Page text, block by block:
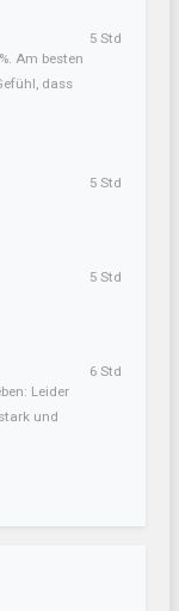
Am besten
dass
5 Std
5 Std
5 Std
Leider
und
6 Std